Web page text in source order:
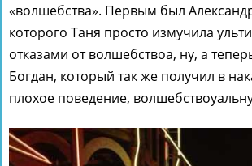
«волшебства». Первым был
которого Таня просто измучила
отказами от волшебствоа, ну, а
Богдан, который так же получил в
плохое поведение,